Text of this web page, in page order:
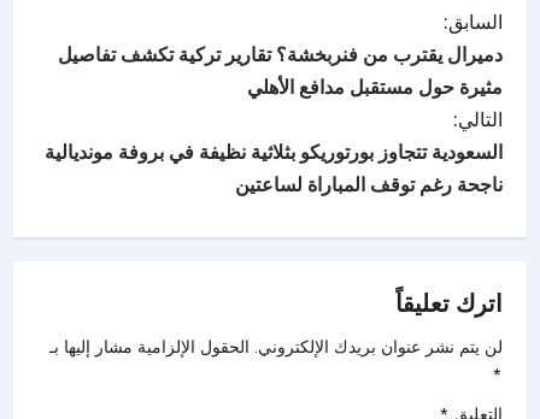
السابق:
دميرال يقترب من فنربخشة؟ تقارير تركية تكشف تفاصيل
مثيرة حول مستقبل مدافع الأهلي
التالي:
السعودية تتجاوز بورتوريكو بثلاثية نظيفة في بروفة مونديالية
ناجحة رغم توقف المباراة لساعتين
اترك تعليقاً
لن يتم نشر عنوان بريدك الإلكتروني. الحقول الإلزامية مشار إليها بـ
*
التعليق *